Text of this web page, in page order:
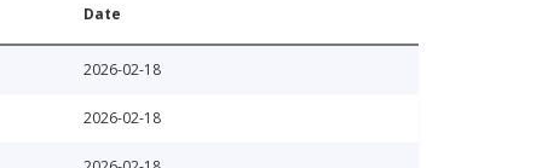
Date
2026-02-18
2026-02-18